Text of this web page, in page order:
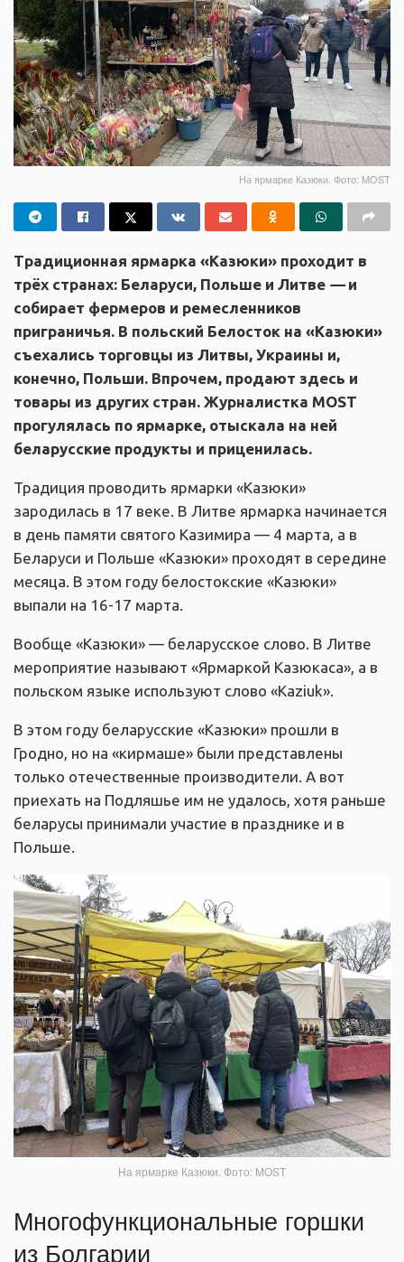
На ярмарке Казюки. Фото: MOST
Традиционная ярмарка «Казюки» проходит в
трёх странах: Беларуси, Польше и Литве —и
собирает фермеров и ремесленников
приграничья. В польский Белосток на «Казюки»
съехались торговцы из Литвы, Украины и,
конечно, Польши. Впрочем, продают здесь и
товары из других стран. Журналистка MOST
прогулялась по ярмарке, отыскала на ней
беларусские продукты и приценилась.
Традиция проводить ярмарки «Казюки»
зародилась в 17 веке. В Литве ярмарка начинается
в день памяти святого Казимира — 4 марта, а в
Беларуси и Польше «Казюки» проходят в середине
месяца. В этом году белостокские «Казюки»
выпали на 16-17 марта.
Вообще «Казюки» — беларусское слово. В Литве
мероприятие называют «Ярмаркой Казюкаса», а в
польском языке используют слово «Kaziuk».
В этом году беларусские «Казюки» прошли в
Гродно, но на «кирмаше» были представлены
только отечественные производители. А вот
приехать на Подляшье им не удалось, хотя раньше
беларусы принимали участие в празднике и в
Польше.
На ярмарке Казюки. Фото: MOST
Многофункциональные горшки
из Болгарии